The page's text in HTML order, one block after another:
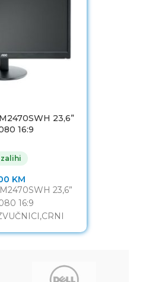
23,6”
16:9
zalihi
KM
23,6”
16:9